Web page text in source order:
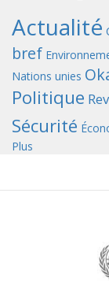
Actualité
bref
Nations unies
Politique
Sécurité
Plus